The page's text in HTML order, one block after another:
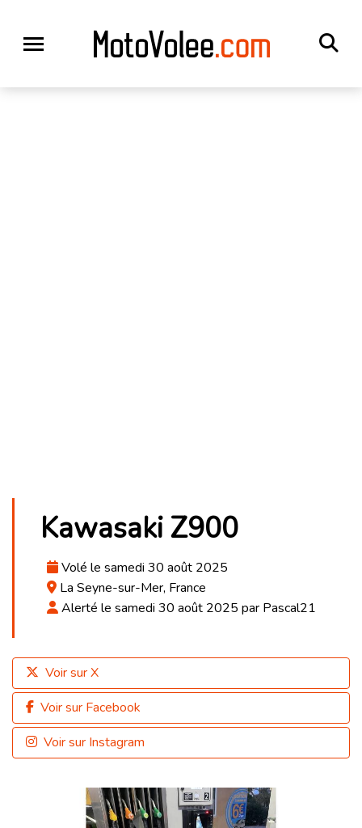
Kawasaki Z900
Volé le samedi 30 août 2025
La Seyne-sur-Mer, France
Alerté le samedi 30 août 2025 par Pascal21
Voir sur X
Voir sur Facebook
Voir sur Instagram